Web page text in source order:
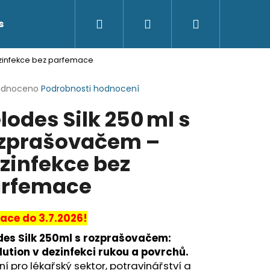
Přihlášení
bez parfemace
Podrobnosti hodnocení
Silk 250 ml s
–
bez
do 3.7.2026!
Silk 250ml s rozprašovačem:
v dezinfekci rukou a povrchů.
pro lékařský sektor, potravinářství a